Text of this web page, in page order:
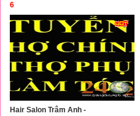
6
Hair Salon Trâm Anh -